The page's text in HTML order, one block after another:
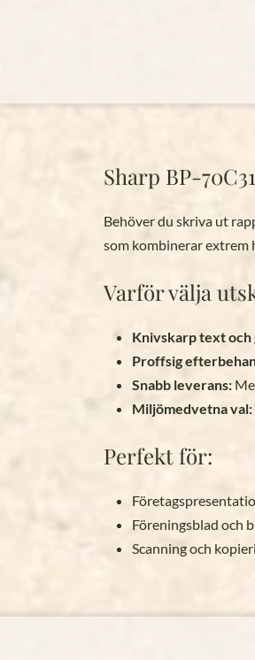
Sharp BP-
Behöver du skriva ut
som kombinerar extrem
Varför välja
Knivskarp text och
Proffsig
Snabb leverans:
Miljömedvetna val:
Perfekt för:
Föreningsblad och
Scanning och